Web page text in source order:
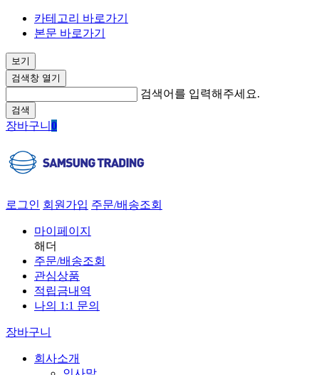
카테고리 바로가기
본문 바로가기
보기
검색창 열기
검색어를 입력해주세요.
검색
장바구니 0
로그인 회원가입 주문/배송조회
마이페이지
해더
주문/배송조회
관심상품
적립금내역
나의 1:1 문의
장바구니
회사소개